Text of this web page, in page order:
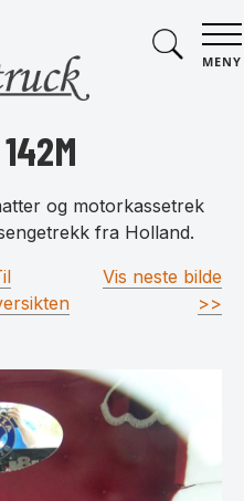
MENY
og motorkassetrek
fra Holland.
Vis neste bilde
>>